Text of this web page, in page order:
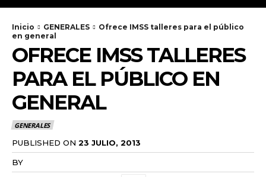
Inicio GENERALES
Ofrece IMSS talleres para el público
en general
OFRECE IMSS TALLERES
PARA EL PÚBLICO EN
GENERAL
GENERALES
PUBLISHED ON 23 JULIO, 2013
BY